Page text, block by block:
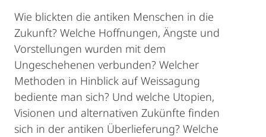
Wie blickten die antiken Menschen in die
Zukunft? Welche Hoffnungen, Ängste und
Vorstellungen wurden mit dem
Ungeschehenen verbunden? Welcher
Methoden in Hinblick auf Weissagung
bediente man sich? Und welche Utopien,
Visionen und alternativen Zukünfte finden
sich in der antiken Überlieferung? Welche